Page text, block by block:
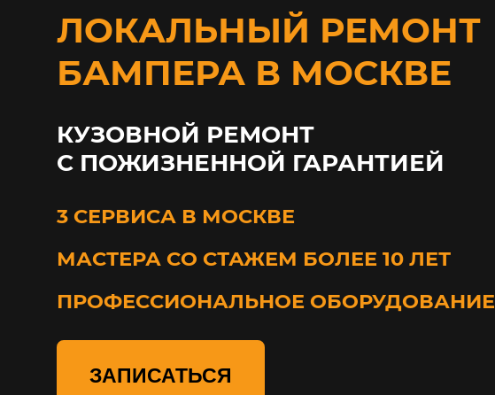
ЛОКАЛЬНЫЙ РЕМОНТ
БАМПЕРА В МОСКВЕ
КУЗОВНОЙ РЕМОНТ
С ПОЖИЗНЕННОЙ ГАРАНТИЕЙ
3 СЕРВИСА В МОСКВЕ
МАСТЕРА СО СТАЖЕМ БОЛЕЕ 10 ЛЕТ
ПРОФЕССИОНАЛЬНОЕ ОБОРУДОВАНИЕ
ЗАПИСАТЬСЯ